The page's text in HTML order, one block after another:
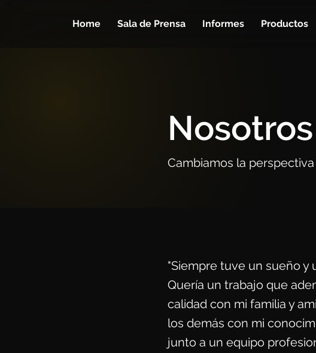
Home Sala de Prensa Informes Productos
"Siempre tuve un sueño y
Quería un trabajo que
calidad con mi familia y
los demás con mi
junto a un equipo
Nosotros
Cambiamos la